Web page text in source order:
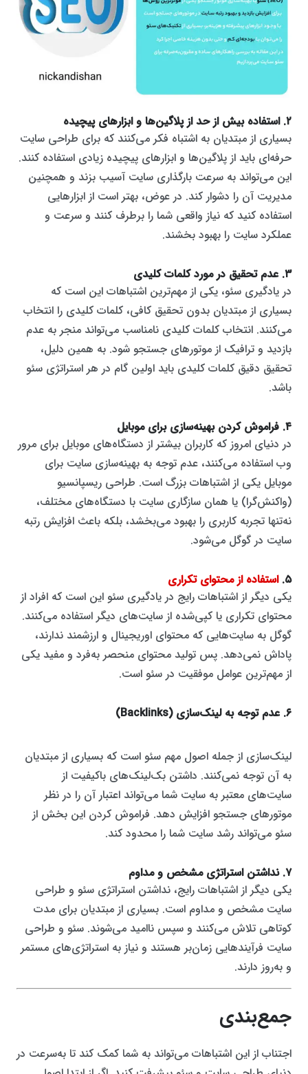
۲. استفاده بیش از حد از پلاگین‌ها و ابزارهای پیچیده
بسیاری از مبتدیان به اشتباه فکر می‌کنند که برای طراحی سایت
حرفه‌ای باید از پلاگین‌ها و ابزارهای پیچیده زیادی استفاده کنند.
این می‌تواند به سرعت بارگذاری سایت آسیب بزند و همچنین
مدیریت آن را دشوار کند. در عوض، بهتر است از ابزارهایی
استفاده کنید که نیاز واقعی شما را برطرف کنند و سرعت و
عملکرد سایت را بهبود بخشند.
۳. عدم تحقیق در مورد کلمات کلیدی
در یادگیری سئو، یکی از مهم‌ترین اشتباهات این است که
بسیاری از مبتدیان بدون تحقیق کافی، کلمات کلیدی را انتخاب
می‌کنند. انتخاب کلمات کلیدی نامناسب می‌تواند منجر به عدم
بازدید و ترافیک از موتورهای جستجو شود. به همین دلیل،
تحقیق دقیق کلمات کلیدی باید اولین گام در هر استراتژی سئو
باشد.
۴. فراموش کردن بهینه‌سازی برای موبایل
در دنیای امروز که کاربران بیشتر از دستگاه‌های موبایل برای مرور
وب استفاده می‌کنند، عدم توجه به بهینه‌سازی سایت برای
موبایل یکی از اشتباهات بزرگ است. طراحی ریسپانسیو
(واکنش‌گرا) یا همان سازگاری سایت با دستگاه‌های مختلف،
نه‌تنها تجربه کاربری را بهبود می‌بخشد، بلکه باعث افزایش رتبه
سایت در گوگل می‌شود.
۵. استفاده از محتوای تکراری
یکی دیگر از اشتباهات رایج در یادگیری سئو این است که افراد از
محتوای تکراری یا کپی‌شده از سایت‌های دیگر استفاده می‌کنند.
گوگل به سایت‌هایی که محتوای اوریجینال و ارزشمند ندارند،
پاداش نمی‌دهد. پس تولید محتوای منحصر به‌فرد و مفید یکی
از مهم‌ترین عوامل موفقیت در سئو است.
۶. عدم توجه به لینک‌سازی (Backlinks)
لینک‌سازی از جمله اصول مهم سئو است که بسیاری از مبتدیان
به آن توجه نمی‌کنند. داشتن بک‌لینک‌های باکیفیت از
سایت‌های معتبر به سایت شما می‌تواند اعتبار آن را در نظر
موتورهای جستجو افزایش دهد. فراموش کردن این بخش از
سئو می‌تواند رشد سایت شما را محدود کند.
۷. نداشتن استراتژی مشخص و مداوم
یکی دیگر از اشتباهات رایج، نداشتن استراتژی سئو و طراحی
سایت مشخص و مداوم است. بسیاری از مبتدیان برای مدت
کوتاهی تلاش می‌کنند و سپس ناامید می‌شوند. سئو و طراحی
سایت فرآیندهایی زمان‌بر هستند و نیاز به استراتژی‌های مستمر
و به‌روز دارند.
جمع‌بندی
اجتناب از این اشتباهات می‌تواند به شما کمک کند تا به‌سرعت در